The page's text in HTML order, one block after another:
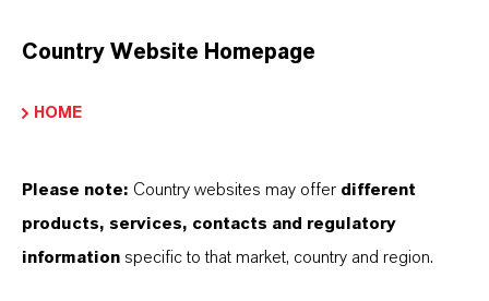
wir weit mehr als nur hochwertige Produkte: Wir
partnerschaftliches Denken. Im Mittelpunkt
Kunden. Unsere Kunden profitieren von
maßgeschneiderten Lösungen, globaler Präsenz
und einem tiefen Verständnis ihrer Märkte. Hier
Country Website Homepage
HOME
Please note: Country websites may offer different
products, services, contacts and regulatory
information specific to that market, country and region.